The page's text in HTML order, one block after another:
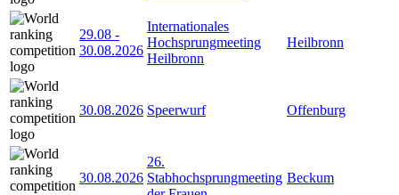
29.08 -
30.08.2026
Internationales
Hochsprungmeeting
Heilbronn
Heilbronn
30.08.2026 Speerwurf Offenburg
30.08.2026
26.
Stabhochsprungmeeting Beckum